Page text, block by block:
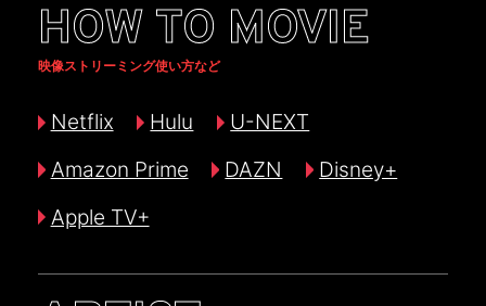
HOW TO MOVIE
映像ストリーミング使い方など
Netflix Hulu
U-NEXT
Amazon Prime
DAZN
Disney+
Apple TV+